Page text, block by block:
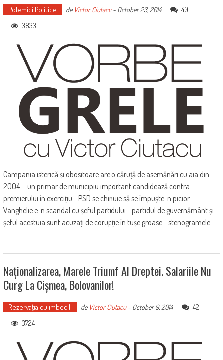
Polemici Politice de Victor Ciutacu- October 23, 2014
40
3833
Campania isterică și obositoare are o căruță de asemănări cu aia din
2004. - un primar de municipiu important candidează contra
premierului în exercițiu - PSD se chinuie să se împuște-n picior.
Vanghelie e-n scandal cu șeful partidului - partidul de guvernământ și
șeful acestuia sunt acuzați de corupție în tușe groase - stenogramele
Naționalizarea, Marele Triumf Al Dreptei. Salariile Nu
Curg La Cișmea, Bolovanilor!
Rezervaţia cu imbecili de Victor Ciutacu- October 9, 2014
42
3724